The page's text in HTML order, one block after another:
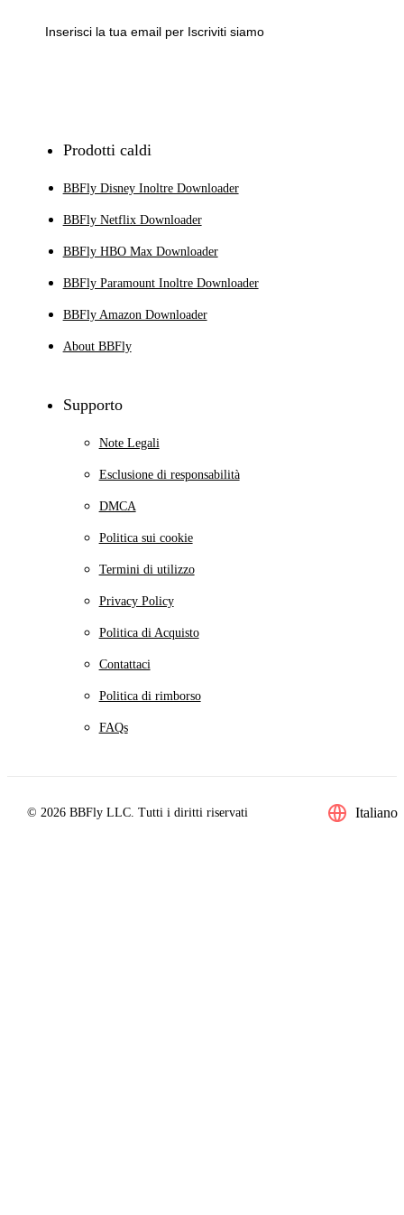
Prodotti caldi
BBFly Disney Inoltre Downloader
BBFly Netflix Downloader
BBFly HBO Max Downloader
BBFly Paramount Inoltre Downloader
BBFly Amazon Downloader
About BBFly
Supporto
Note Legali
Esclusione di responsabilità
DMCA
Politica sui cookie
Termini di utilizzo
Privacy Policy
Politica di Acquisto
Contattaci
Politica di rimborso
FAQs
© 2026 BBFly LLC. Tutti i diritti riservati Italiano